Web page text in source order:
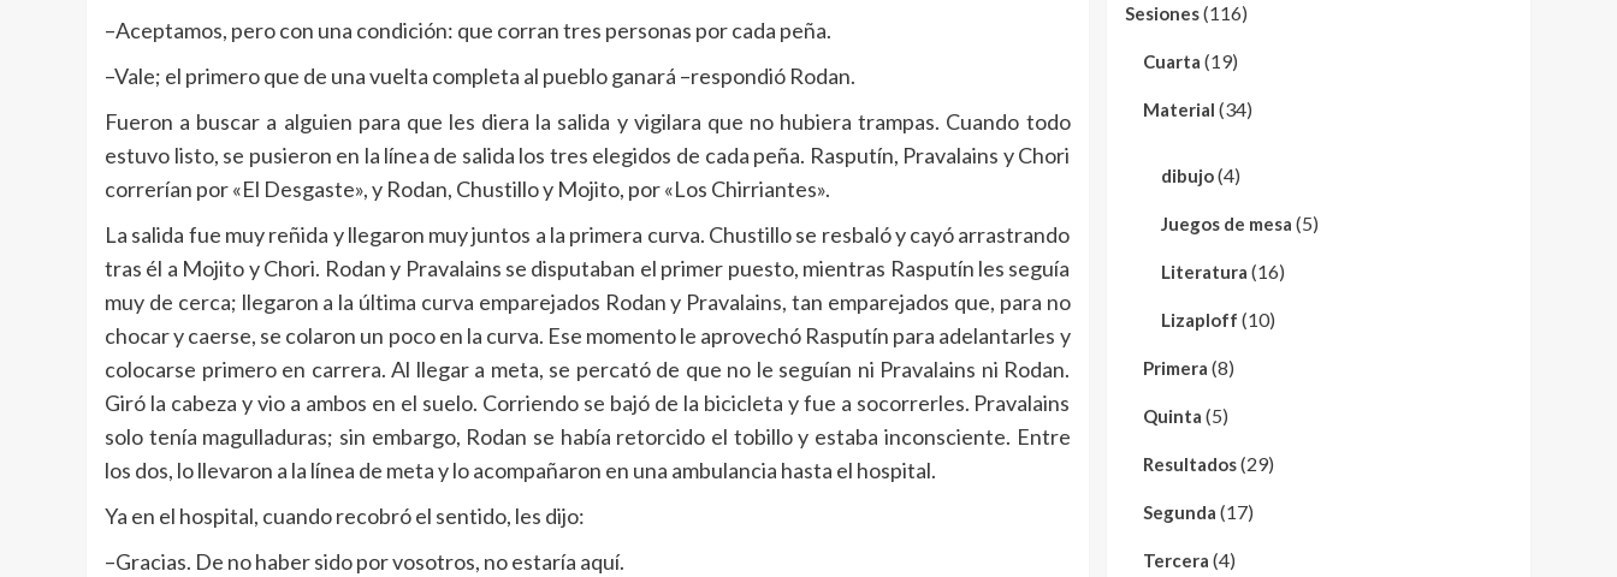
–Aceptamos, pero con una condición: que corran tres personas por cada peña.
–Vale; el primero que de una vuelta completa al pueblo ganará –respondió Rodan.
Fueron a buscar a alguien para que les diera la salida y vigilara que no hubiera trampas. Cuando todo
estuvo listo, se pusieron en la línea de salida los tres elegidos de cada peña. Rasputín, Pravalains y Chori
correrían por «El Desgaste», y Rodan, Chustillo y Mojito, por «Los Chirriantes».
La salida fue muy reñida y llegaron muy juntos a la primera curva. Chustillo se resbaló y cayó arrastrando
tras él a Mojito y Chori. Rodan y Pravalains se disputaban el primer puesto, mientras Rasputín les seguía
muy de cerca; llegaron a la última curva emparejados Rodan y Pravalains, tan emparejados que, para no
chocar y caerse, se colaron un poco en la curva. Ese momento le aprovechó Rasputín para adelantarles y
colocarse primero en carrera. Al llegar a meta, se percató de que no le seguían ni Pravalains ni Rodan.
Giró la cabeza y vio a ambos en el suelo. Corriendo se bajó de la bicicleta y fue a socorrerles. Pravalains
solo tenía magulladuras; sin embargo, Rodan se había retorcido el tobillo y estaba inconsciente. Entre
los dos, lo llevaron a la línea de meta y lo acompañaron en una ambulancia hasta el hospital.
Ya en el hospital, cuando recobró el sentido, les dijo:
–Gracias. De no haber sido por vosotros, no estaría aquí.
Sesiones(116)
Cuarta (19)
Material (34)
dibujo(4)
Juegos de mesa (5)
Literatura (16)
Lizaploff (10)
Primera (8)
Quinta (5)
Resultados(29)
Segunda (17)
Tercera (4)